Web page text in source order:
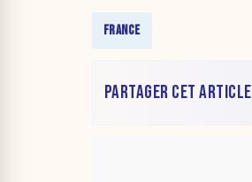
FRANCE
PARTAGER CET ARTICLE